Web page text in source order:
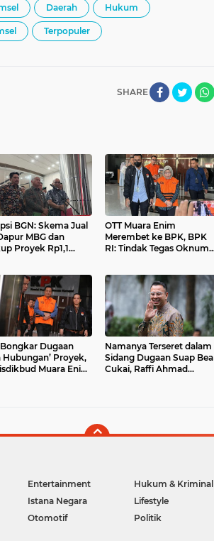
Daerah Hukum
Terpopuler
SHARE
BGN: Skema Jual
MBG dan
Proyek Rp1,1
OTT Muara Enim
Merembet ke BPK, BPK
RI: Tindak Tegas Oknum
Dugaan
Hubungan’ Proyek,
Muara Enim
Namanya Terseret dalam
Sidang Dugaan Suap Bea
Cukai, Raffi Ahmad
Entertainment Hukum & Kriminal
Istana Negara Lifestyle
Otomotif Politik